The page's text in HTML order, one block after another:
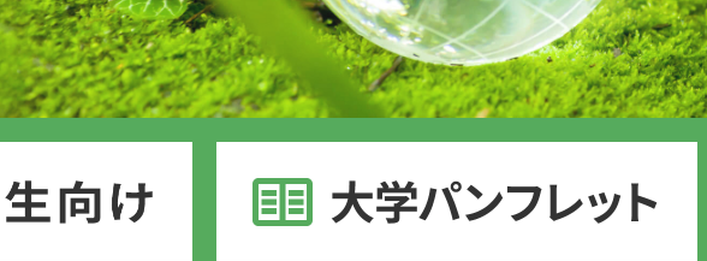
関のご紹介です。